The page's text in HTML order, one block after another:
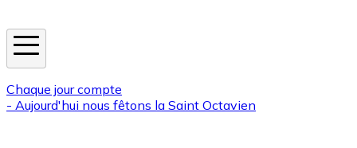
Chaque jour compte
- Aujourd'hui nous fêtons la Saint Octavien